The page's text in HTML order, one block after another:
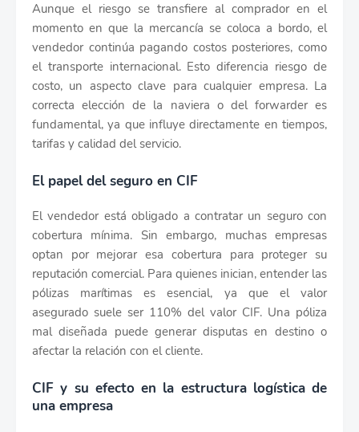
Aunque el riesgo se transfiere al comprador en el
momento en que la mercancía se coloca a bordo, el
vendedor continúa pagando costos posteriores, como
el transporte internacional. Esto diferencia riesgo de
costo, un aspecto clave para cualquier empresa. La
correcta elección de la naviera o del forwarder es
fundamental, ya que influye directamente en tiempos,
tarifas y calidad del servicio.
El papel del seguro en CIF
El vendedor está obligado a contratar un seguro con
cobertura mínima. Sin embargo, muchas empresas
optan por mejorar esa cobertura para proteger su
reputación comercial. Para quienes inician, entender las
pólizas marítimas es esencial, ya que el valor
asegurado suele ser 110% del valor CIF. Una póliza
mal diseñada puede generar disputas en destino o
afectar la relación con el cliente.
CIF y su efecto en la estructura logística de
una empresa